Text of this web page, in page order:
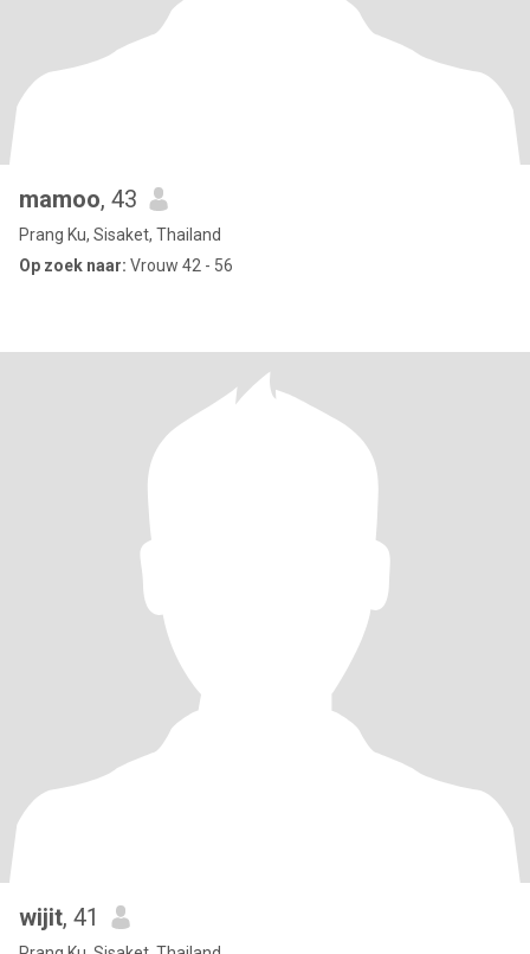
mamoo, 43
Prang Ku, Sisaket, Thailand
Op zoek naar: Vrouw 42 - 56
wijit, 41